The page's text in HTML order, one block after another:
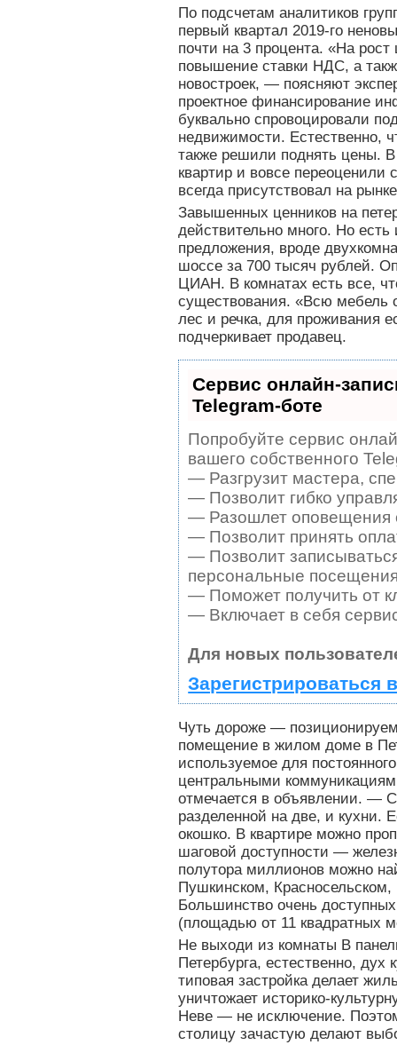
По подсчетам аналитиков
первый квартал 2019-го
почти на 3 процента. «На
повышение ставки НДС, а
новостроек, — поясняют
проектное финансирование
буквально спровоцировали
недвижимости. Естественно,
также решили поднять цены.
квартир и вовсе переоценили
всегда присутствовал на
Завышенных ценников на
действительно много. Но
предложения, вроде
шоссе за 700 тысяч рублей.
ЦИАН. В комнатах есть все,
существования. «Всю мебель
лес и речка, для проживания
подчеркивает продавец.
Сервис онлайн-
Telegram-боте
Попробуйте сервис
вашего собственного
— Разгрузит мастера,
— Позволит гибко
— Разошлет оповещения
— Позволит принять
— Позволит
персональные
— Поможет получить от
— Включает в себя
Для новых
Зарегистрироваться
Чуть дороже —
помещение в жилом доме в
используемое для
центральными
отмечается в объявлении. —
разделенной на две, и кухни.
окошко. В квартире можно
шаговой доступности —
полутора миллионов можно
Пушкинском,
Большинство очень
(площадью от 11 квадратных
Не выходи из комнаты В
Петербурга, естественно,
типовая застройка делает
уничтожает историко-
Неве — не исключение.
столицу зачастую делают